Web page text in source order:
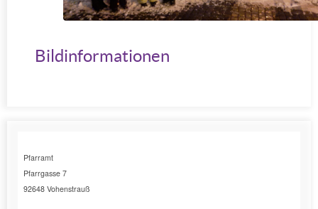
Bildinformationen
Pfarramt
Pfarrgasse 7
92648 Vohenstrauß